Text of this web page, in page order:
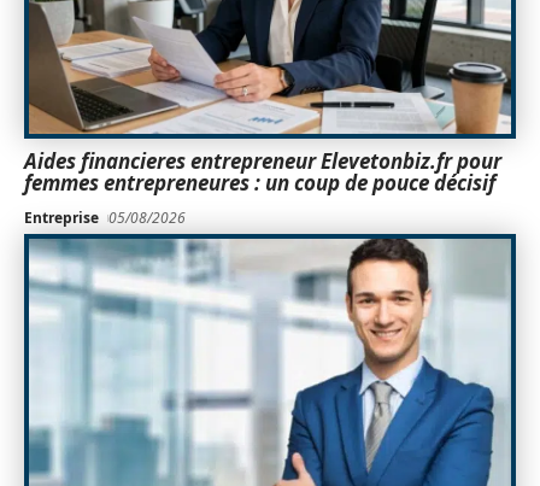
Aides financieres entrepreneur Elevetonbiz.fr pour
femmes entrepreneures : un coup de pouce décisif
Entreprise 05/08/2026